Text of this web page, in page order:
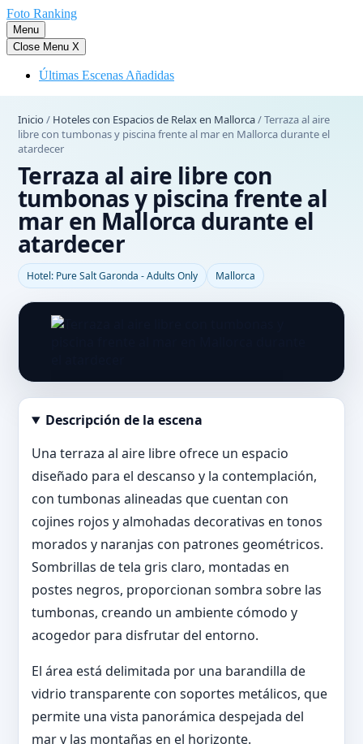
Saltar
al
contenido
Foto Ranking
Menu
Close Menu X
Últimas Escenas Añadidas
Inicio / Hoteles con Espacios de Relax en Mallorca/Terraza al aire
libre con tumbonas y piscina frente al mar en Mallorca durante el
atardecer
Terraza al aire libre con
tumbonas y piscina frente al
mar en Mallorca durante el
atardecer
Hotel: Pure Salt Garonda - Adults Only Mallorca
Abrir imagen en tamaño completo
Descripción de la escena
Una terraza al aire libre ofrece un espacio
diseñado para el descanso y la contemplación,
con tumbonas alineadas que cuentan con
cojines rojos y almohadas decorativas en tonos
morados y naranjas con patrones geométricos.
Sombrillas de tela gris claro, montadas en
postes negros, proporcionan sombra sobre las
tumbonas, creando un ambiente cómodo y
acogedor para disfrutar del entorno.
El área está delimitada por una barandilla de
vidrio transparente con soportes metálicos, que
permite una vista panorámica despejada del
mar y las montañas en el horizonte.